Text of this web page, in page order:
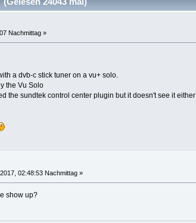
Nachmittag »
a dvb-c stick tuner on a vu+ solo.
the Vu Solo
the sundtek control center plugin but it doesn't see it either
02:48:53 Nachmittag »
show up?